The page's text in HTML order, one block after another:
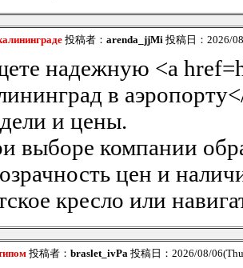
投稿者： arenda_jjMi 投稿日：2026/
надежную <a
в
и цены.
выборе компании
цен и
кресло или
投稿者： braslet_ivPa 投稿日：2026/08/